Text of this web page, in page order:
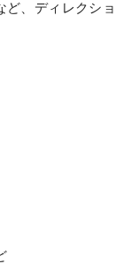
ど、ディレクショ